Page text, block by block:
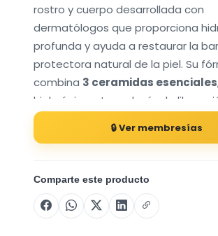
rostro y cuerpo desarrollada con
dermatólogos que proporciona
profunda y ayuda a restaurar la
protectora natural de la piel. Su
combina 3 ceramidas esenciales
hialurónico y tecnología de
prolongada para mantener la piel
durante todo el día.
Personas con piel seca o muy seca.
Personas con piel sensible.
Adultos y niños (según indicación del
🔒 Ver membresías
Comparte este producto